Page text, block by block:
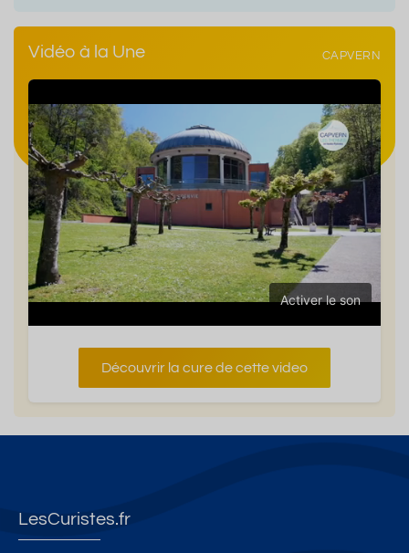
Vidéo à la Une CAPVERN
Activer le son
Découvrir la cure de cette video
LesCuristes.fr